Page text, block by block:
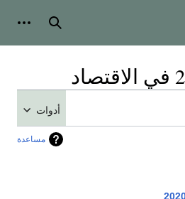
بحث
أدوات
مساعدة